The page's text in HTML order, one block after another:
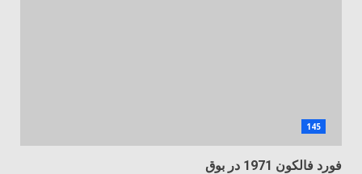
145
فورد فالکون 1971 در بوق